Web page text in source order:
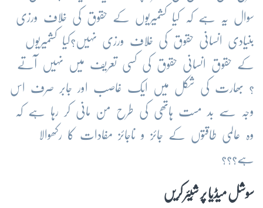
سوال یہ ہے کہ کیا کشمیریوں کے حقوق کی خلاف ورزی
بنیادی انسانی حقوق کی خلاف ورزی نہیں؟کیا کشمیریوں
کے حقوق انسانی حقوق کی کسی تعریف میں نہیں آتے
؟ بھارت کی شکل میں ایک غاصب اور جابر صرف اس
وجہ سے بد مست ہاتھی کی طرح من مانی کر رہا ہے کہ
وہ عالمی طاقتوں کے جائز و ناجائز مفادات کا رکھوالا
ہے؟؟؟
سوشل میڈیا پر شِیئر کریں